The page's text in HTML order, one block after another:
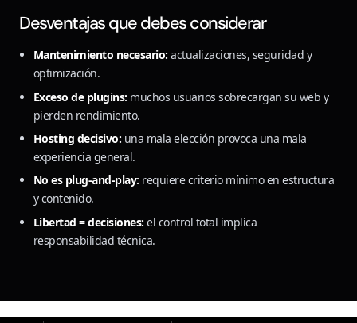
Desventajas que debes considerar
Mantenimiento necesario: actualizaciones, seguridad y
optimización.
Exceso de plugins: muchos usuarios sobrecargan su web y
pierden rendimiento.
Hosting decisivo: una mala elección provoca una mala
experiencia general.
No es plug-and-play: requiere criterio mínimo en estructura
y contenido.
Libertad = decisiones: el control total implica
responsabilidad técnica.